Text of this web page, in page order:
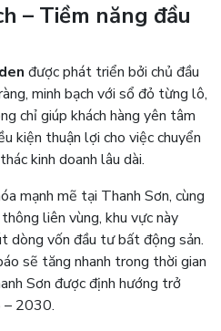
– Tiềm năng đầu
được phát triển bởi chủ đầu
minh bạch với sổ đỏ từng lô,
chỉ giúp khách hàng yên tâm
kiện thuận lợi cho việc chuyển
kinh doanh lâu dài.
mạnh mẽ tại Thanh Sơn, cùng
liên vùng, khu vực này
dòng vốn đầu tư bất động sản.
sẽ tăng nhanh trong thời gian
Sơn được định hướng trở
– 2030.